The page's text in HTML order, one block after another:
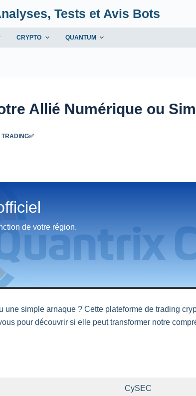
Tests et Avis Bots
CRYPTO QUANTUM
Allié Numérique ou
de votre région.
une simple arnaque ? Cette plateforme de trading
pour découvrir si elle peut transformer notre
CySEC